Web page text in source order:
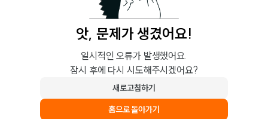
앗, 문제가 생겼어요!
일시적인 오류가 발생했어요.
잠시 후에 다시 시도해주시겠어요?
새로고침하기
홈으로 돌아가기